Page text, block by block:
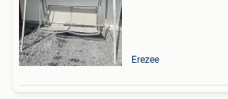
Erezee